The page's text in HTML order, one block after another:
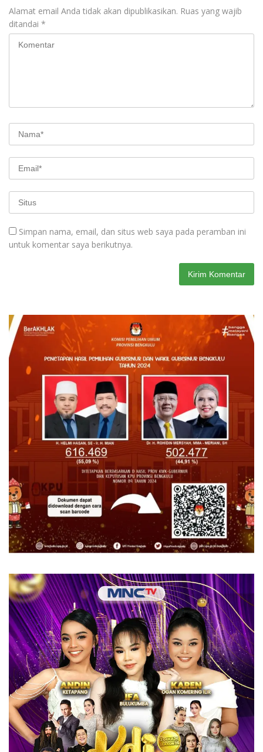
Alamat email Anda tidak akan dipublikasikan. Ruas yang wajib
ditandai *
Simpan nama, email, dan situs web saya pada peramban ini
untuk komentar saya berikutnya.